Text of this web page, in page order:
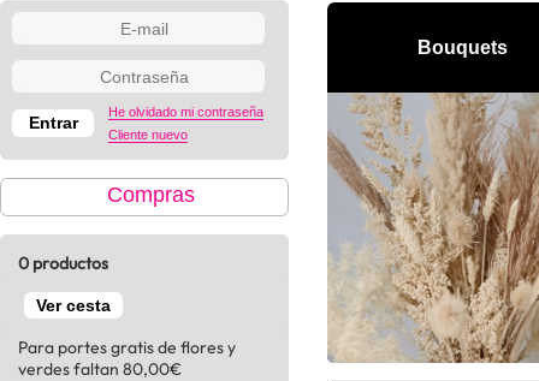
He olvidado mi contraseña
Cliente nuevo
Compras
0 productos
Ver cesta
Para portes gratis de flores y
verdes faltan 80,00€
Bouquets